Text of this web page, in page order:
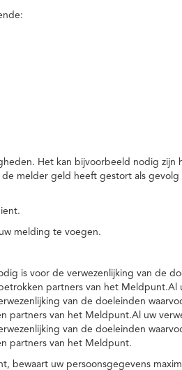
Het kan bijvoorbeeld nodig zijn
melder geld heeft gestort als
melding te voegen.
is voor de verwezenlijking van de
partners van het Meldpunt.Al
van de doeleinden
partners van het Meldpunt.Al uw
van de doeleinden
partners van het Meldpunt.
bewaart uw persoonsgegevens